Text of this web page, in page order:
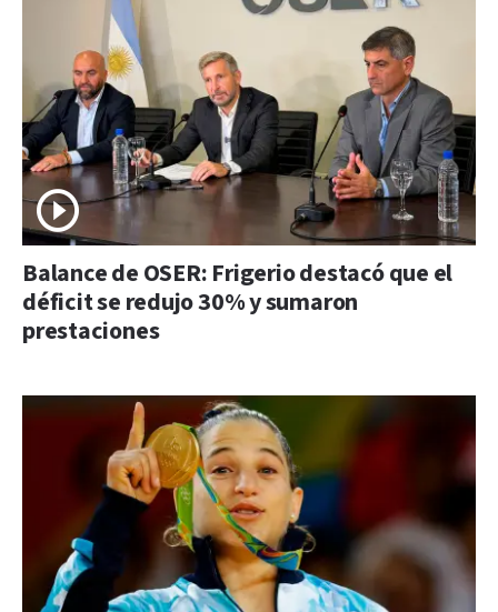
Balance de OSER: Frigerio destacó que el
déficit se redujo 30% y sumaron
prestaciones